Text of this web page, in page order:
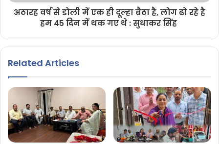
अठारह वर्ष से डोली में एक ही दूल्हा बैठा है, लोग ढो रहे है
हम 45 दिन में थक गए थे : सुधाकर सिंह
Related Articles